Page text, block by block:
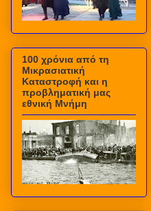
100 χρόνια από τη
Μικρασιατική
Καταστροφή και η
προβληματική μας
εθνική Μνήμη